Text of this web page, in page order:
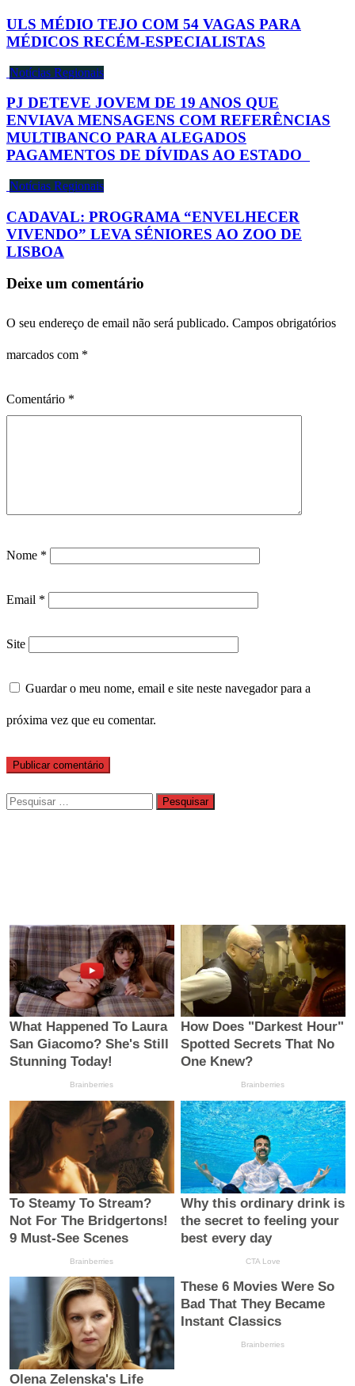
ULS MÉDIO TEJO COM 54 VAGAS PARA
MÉDICOS RECÉM-ESPECIALISTAS
Notícias Regionais
PJ DETEVE JOVEM DE 19 ANOS QUE
ENVIAVA MENSAGENS COM REFERÊNCIAS
MULTIBANCO PARA ALEGADOS
PAGAMENTOS DE DÍVIDAS AO ESTADO
Notícias Regionais
CADAVAL: PROGRAMA “ENVELHECER
VIVENDO” LEVA SÉNIORES AO ZOO DE
LISBOA
Deixe um comentário
O seu endereço de email não será publicado. Campos obrigatórios
marcados com *
Comentário *
Nome *
Email *
Site
Guardar o meu nome, email e site neste navegador para a
próxima vez que eu comentar.
Pesquisar
por: